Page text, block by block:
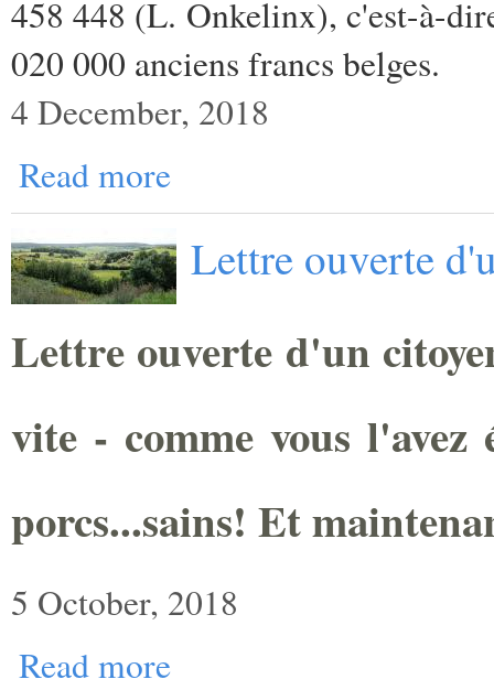
458 448 (L. Onkelinx), c'est-à-
020 000 anciens francs belges.
4 December, 2018
Read more
Lettre ouverte
Lettre ouverte d'un
vite - comme vous
porcs...sains! Et
5 October, 2018
Read more